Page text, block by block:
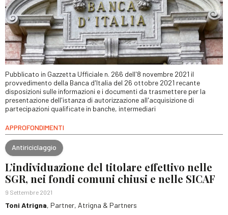
Pubblicato in Gazzetta Ufficiale n. 266 dell'8 novembre 2021 il
provvedimento della Banca d'Italia del 26 ottobre 2021 recante
disposizioni sulle informazioni e i documenti da trasmettere per la
presentazione dell'istanza di autorizzazione all'acquisizione di
partecipazioni qualificate in banche, intermediari
APPROFONDIMENTI
Antiriciclaggio
L’individuazione del titolare effettivo nelle
SGR, nei fondi comuni chiusi e nelle SICAF
9 Settembre 2021
Toni Atrigna, Partner, Atrigna & Partners